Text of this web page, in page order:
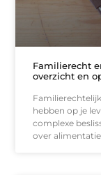
Familierecht
overzicht en
hebben op je
complexe
over